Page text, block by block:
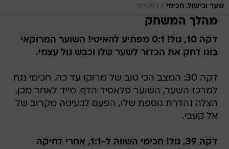
שער ובישול. חכימי / רויטרס
מהלך המשחק
דקה 10, גול! 0:1 מפתיע להאיטי! השוער המרוקאי
בונו דחק את הכדור לשער שלו וכבש גול עצמי.
דקה 30: המצב הכי טוב של מרוקו עד כה. חכימי נגח
למרכז השער, השוער פלאסיד הדף. מייד לאחר מכן,
הצלה נהדרת נוספת שלו, הפעם לבעיטה מקרוב של
אל קעבי.
דקה 39, גול! חכימי השווה ל-1:1, אחרי דחיקה